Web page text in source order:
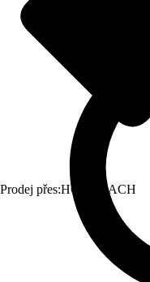
Prodej přes:HORNBACH